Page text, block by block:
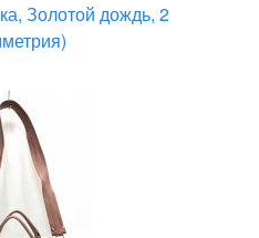
Золотой дождь, 2